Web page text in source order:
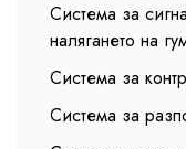
Система за
налягането на
Система за
Система за